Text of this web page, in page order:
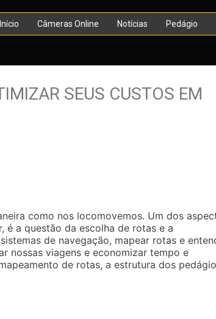
Início Câmeras Online Notícias Pedágio
SEUS CUSTOS EM
como nos locomovemos. Um dos
é a questão da escolha de rotas e a
de navegação, mapear rotas e
nossas viagens e economizar tempo e
de rotas, a estrutura dos